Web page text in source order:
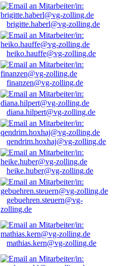
brigitte.haberl@vg-zolling.de
heiko.hauffe@vg-zolling.de
finanzen@vg-zolling.de
diana.hilpert@vg-zolling.de
qendrim.hoxhaj@vg-zolling.de
heike.huber@vg-zolling.de
gebuehren.steuern@vg-
zolling.de
mathias.kern@vg-zolling.de